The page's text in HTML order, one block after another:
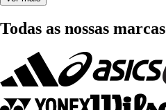
Todas as nossas marcas